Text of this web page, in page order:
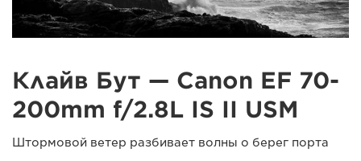
Клайв Бут — Canon EF 70-
200mm f/2.8L IS II USM
Штормовой ветер разбивает волны о берег порта